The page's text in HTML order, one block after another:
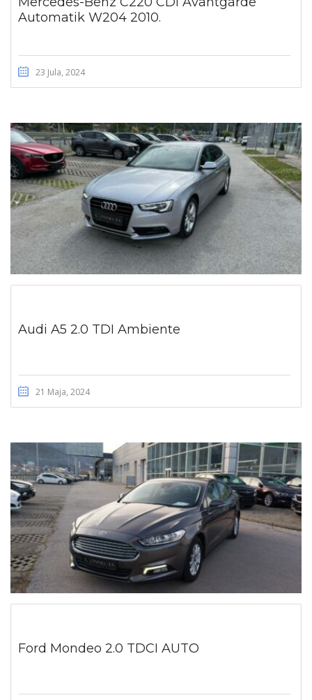
Automatik W204 2010.
23 Jula, 2024
Audi A5 2.0 TDI Ambiente
21 Maja, 2024
Ford Mondeo 2.0 TDCI AUTO